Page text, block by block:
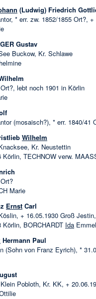
(Ludwig) Friedrich
* err. zw. 1852/1855 Ort?,
Gustav
Buckow, Kr. Schlawe
lebt noch 1901 in Körlin
(mosaisch?), * err. 1840/41
Wilhelm
Kr. Neustettin
Körlin, TECHNOW verw.
Marie
Ernst Carl
+ 16.05.1930 Groß
Körlin, BORCHARDT Ida
Hermann Paul
(Sohn von Franz Eyrich), *
Pobloth, Kr. KK, +